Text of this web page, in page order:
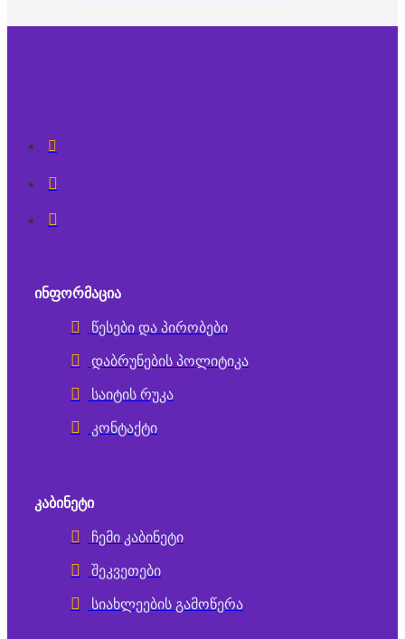
ᲘᲜᲤᲝᲠᲛᲐᲪᲘᲐ
წესები და პირობები
დაბრუნების პოლიტიკა
საიტის რუკა
კონტაქტი
ᲙᲐᲑᲘᲜᲔᲢᲘ
ჩემი კაბინეტი
შეკვეთები
სიახლეების გამოწერა